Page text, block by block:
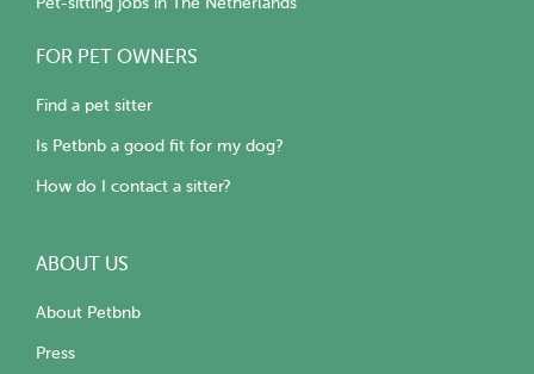
FOR PET OWNERS
Find a pet sitter
Is Petbnb a good fit for my dog?
How do I contact a sitter?
ABOUT US
About Petbnb
Press